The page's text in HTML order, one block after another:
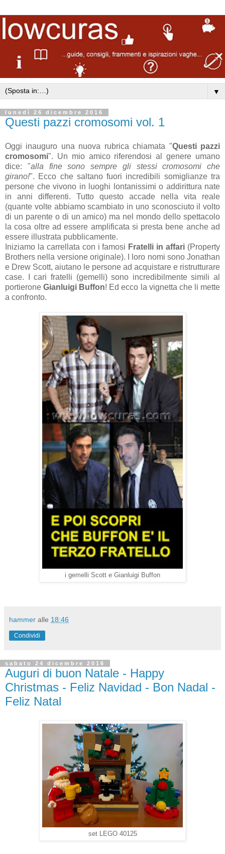
▼
lunedì 26 dicembre 2016
Questi pazzi cromosomi vol. 1
Oggi inauguro una nuova rubrica chiamata "Questi pazzi
cromosomi". Un mio amico riferendosi al genere umano
dice: "alla fine sono sempre gli stessi cromosomi che
girano!". Ecco che saltano fuori incredibili somiglianze tra
persone che vivono in luoghi lontanissimi o addirittura nate
in anni differenti. Tutto questo accade nella vita reale
(quante volte abbiamo scambiato in uno sconosciuto il volto
di un parente o di un amico) ma nel mondo dello spettacolo
la cosa oltre ad essere amplificata si presta bene anche ad
essere illustrata pubblicamente.
Iniziamo la carrellata con i famosi Fratelli in affari (Property
Brothers nella versione originale). I loro nomi sono Jonathan
e Drew Scott, aiutano le persone ad acquistare e ristrutturare
case. I cari fratelli (gemelli) sono incredibilmente simili al
portieroneGianluigi Buffon! Ed ecco la vignetta che li mette
a confronto.
i gemelli Scott e Gianluigi Buffon
hammer alle 18:46
Condividi
sabato 24 dicembre 2016
Auguri di buon Natale - Happy
Christmas - Feliz Navidad - Bon Nadal -
Feliz Natal
set LEGO 40125